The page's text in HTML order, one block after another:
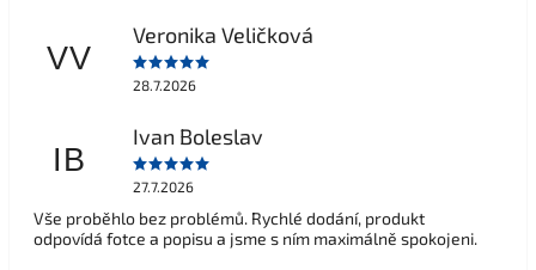
VV
Veronika Veličková
28.7.2026
IB
Ivan Boleslav
27.7.2026
Vše proběhlo bez problémů. Rychlé dodání, produkt
odpovídá fotce a popisu a jsme s ním maximálně spokojeni.